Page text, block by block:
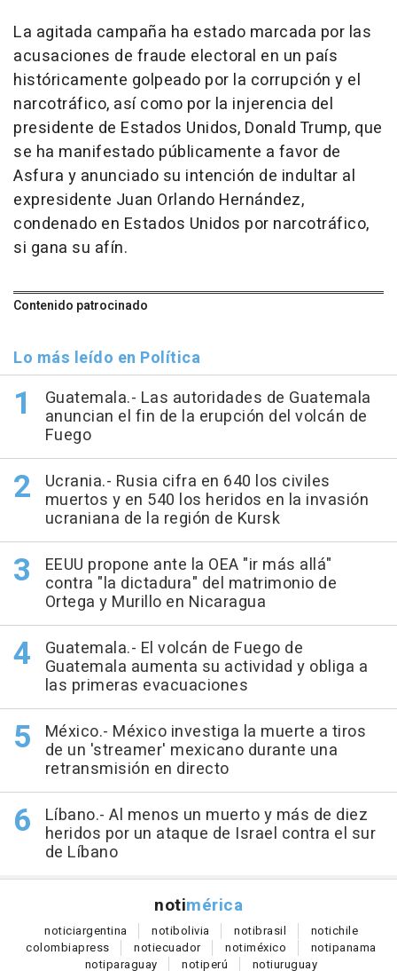
La agitada campaña ha estado marcada por las
acusaciones de fraude electoral en un país
históricamente golpeado por la corrupción y el
narcotráfico, así como por la injerencia del
presidente de Estados Unidos, Donald Trump, que
se ha manifestado públicamente a favor de
Asfura y anunciado su intención de indultar al
expresidente Juan Orlando Hernández,
condenado en Estados Unidos por narcotráfico,
si gana su afín.
Contenido patrocinado
Lo más leído en Política
Guatemala.- Las autoridades de Guatemala
anuncian el fin de la erupción del volcán de
Fuego
Ucrania.- Rusia cifra en 640 los civiles
muertos y en 540 los heridos en la invasión
ucraniana de la región de Kursk
EEUU propone ante la OEA "ir más allá"
contra "la dictadura" del matrimonio de
Ortega y Murillo en Nicaragua
Guatemala.- El volcán de Fuego de
Guatemala aumenta su actividad y obliga a
las primeras evacuaciones
México.- México investiga la muerte a tiros
de un 'streamer' mexicano durante una
retransmisión en directo
Líbano.- Al menos un muerto y más de diez
heridos por un ataque de Israel contra el sur
de Líbano
notimérica
noticiargentina notibolivia notibrasil notichile
colombiapress notiecuador notiméxico notipanama
notiparaguay notiperú notiuruguay